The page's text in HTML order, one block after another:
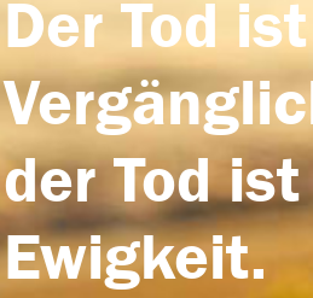
Der Tod
der Tod
Ewigkeit.